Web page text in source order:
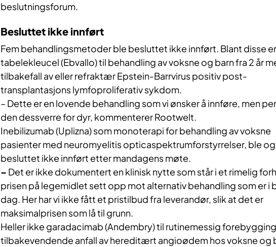
beslutningsforum.
Besluttet ikke innført
Fem behandlingsmetoder ble besluttet ikke innført. Blant disse er
tabelekleucel (Ebvallo) til behandling av voksne og barn fra 2 år
tilbakefall av eller refraktær Epstein-Barrvirus positiv post-
transplantasjons lymfoproliferativ sykdom.
– Dette er en lovende behandling som vi ønsker å innføre, men
den dessverre for dyr, kommenterer Rootwelt.
Inebilizumab (Uplizna) som monoterapi for behandling av voksne
pasienter med neuromyelitis opticaspektrumforstyrrelser, ble
besluttet ikke innført etter mandagens møte.
– Det er ikke dokumentert en klinisk nytte som står i et rimelig
prisen på legemidlet sett opp mot alternativ behandling som er i
dag. Her har vi ikke fått et pristilbud fra leverandør, slik at det er
maksimalprisen som lå til grunn.
Heller ikke garadacimab (Andembry) til rutinemessig
tilbakevendende anfall av hereditært angioødem hos voksne og